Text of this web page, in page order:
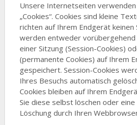
Unsere Internetseiten
„Cookies“. Cookies sind kleine
richten auf Ihrem Endgerät keinen
werden entweder vorübergehend
einer Sitzung (Session-Cookies)
(permanente Cookies) auf Ihrem
gespeichert. Session-Cookies
Ihres Besuchs automatisch
Cookies bleiben auf Ihrem
Sie diese selbst löschen oder
Löschung durch Ihren